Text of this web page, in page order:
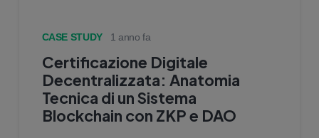
CASE STUDY 1 anno fa
Certificazione Digitale
Decentralizzata: Anatomia
Tecnica di un Sistema
Blockchain con ZKP e DAO